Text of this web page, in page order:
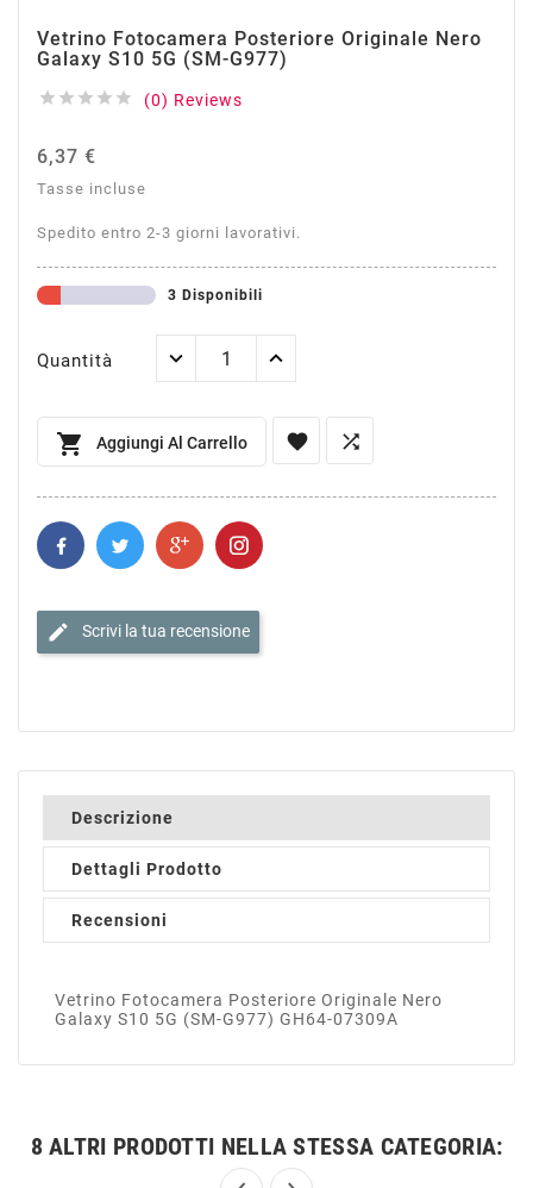
Vetrino Fotocamera Posteriore Originale Nero
Galaxy S10 5G (SM-G977)
     (0) Reviews
6,37 €
Tasse incluse
Spedito entro 2-3 giorni lavorativi.
3 Disponibili
Quantità
 Aggiungi Al Carrello  
edit Scrivi la tua recensione
Descrizione
Dettagli Prodotto
Recensioni
Vetrino Fotocamera Posteriore Originale Nero
Galaxy S10 5G (SM-G977) GH64-07309A
8 ALTRI PRODOTTI NELLA STESSA CATEGORIA: